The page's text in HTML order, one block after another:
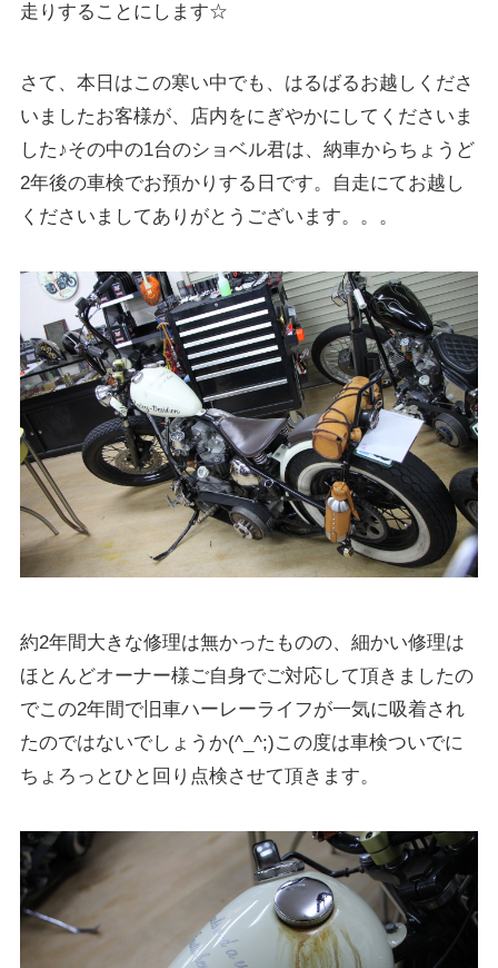
走りすることにします☆
さて、本日はこの寒い中でも、はるばるお越しくださ
いましたお客様が、店内をにぎやかにしてくださいま
した♪その中の1台のショベル君は、納車からちょうど
2年後の車検でお預かりする日です。自走にてお越し
くださいましてありがとうございます。。。
約2年間大きな修理は無かったものの、細かい修理は
ほとんどオーナー様ご自身でご対応して頂きましたの
でこの2年間で旧車ハーレーライフが一気に吸着され
たのではないでしょうか(^_^;)この度は車検ついでに
ちょろっとひと回り点検させて頂きます。